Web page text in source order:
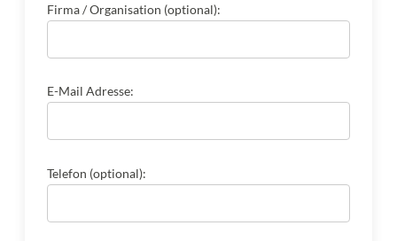
Firma / Organisation (optional):
E-Mail Adresse:
Telefon (optional):